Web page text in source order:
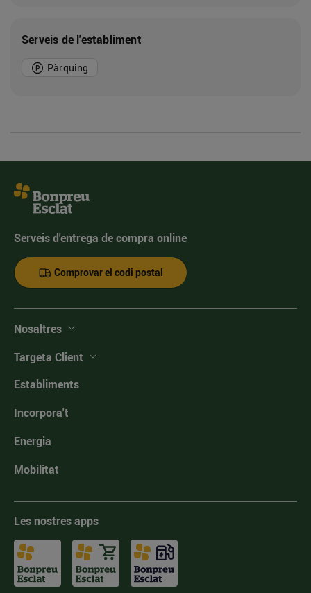
Serveis de l'establiment
Pàrquing
Serveis d'entrega de compra online
Comprovar el codi postal
Nosaltres
Targeta Client
Establiments
Incorpora't
Energia
Mobilitat
Les nostres apps